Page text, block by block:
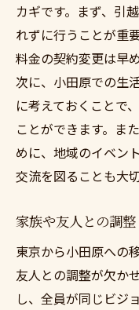
カギです。まず、引
れずに行うことが重
料金の契約変更は早
次に、小田原での生
に考えておくことで
ことができます。ま
めに、地域のイベン
交流を図ることも大切
家族や友人との調整
東京から小田原への
友人との調整が欠か
し、全員が同じビジ